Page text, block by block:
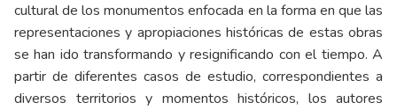
cultural de los monumentos enfocada en la forma en que las
representaciones y apropiaciones históricas de estas obras
se han ido transformando y resignificando con el tiempo. A
partir de diferentes casos de estudio, correspondientes a
diversos territorios y momentos históricos, los autores